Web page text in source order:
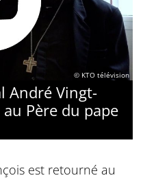
© KTO télévision
André Vingt-
Père du pape
est retourné au